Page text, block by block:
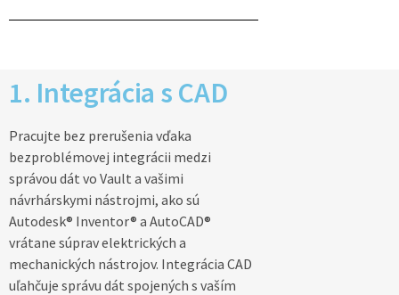
1. Integrácia s CAD
Pracujte bez prerušenia vďaka
bezproblémovej integrácii medzi
správou dát vo Vault a vašimi
návrhárskymi nástrojmi, ako sú
Autodesk® Inventor® a AutoCAD®
vrátane súprav elektrických a
mechanických nástrojov. Integrácia CAD
uľahčuje správu dát spojených s vaším